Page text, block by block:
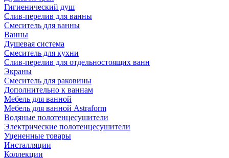
Гигиенический душ
Слив-перелив для ванны
Смеситель для ванны
Ванны
Душевая система
Смеситель для кухни
Слив-перелив для отдельностоящих ванн
Экраны
Смеситель для раковины
Дополнительно к ваннам
Мебель для ванной
Мебель для ванной Astraform
Водяные полотенцесушители
Электрические полотенцесушители
Уцененные товары
Инсталляции
Коллекции